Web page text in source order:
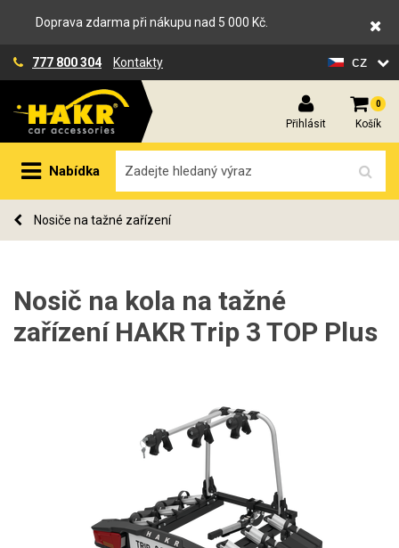
Doprava zdarma při nákupu nad 5 000 Kč.
777 800 304 Kontakty cz
Přihlásit
0
Košík
Nabídka
Nosiče na tažné zařízení
Nosič na kola na tažné
zařízení HAKR Trip 3 TOP Plus